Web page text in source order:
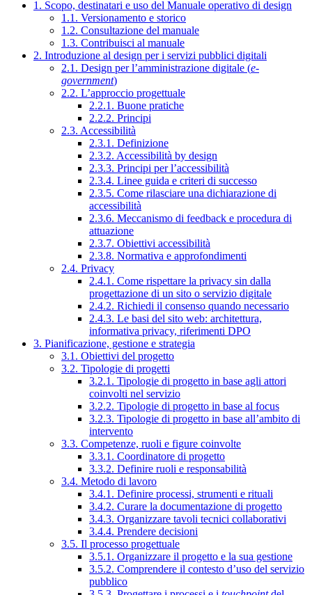
1. Scopo, destinatari e uso del Manuale operativo di design
1.1. Versionamento e storico
1.2. Consultazione del manuale
1.3. Contribuisci al manuale
2. Introduzione al design per i servizi pubblici digitali
2.1. Design per l’amministrazione digitale (e-
government)
2.2. L’approccio progettuale
2.2.1. Buone pratiche
2.2.2. Principi
2.3. Accessibilità
2.3.1. Definizione
2.3.2. Accessibilità by design
2.3.3. Principi per l’accessibilità
2.3.4. Linee guida e criteri di successo
2.3.5. Come rilasciare una dichiarazione di
accessibilità
2.3.6. Meccanismo di feedback e procedura di
attuazione
2.3.7. Obiettivi accessibilità
2.3.8. Normativa e approfondimenti
2.4. Privacy
2.4.1. Come rispettare la privacy sin dalla
progettazione di un sito o servizio digitale
2.4.2. Richiedi il consenso quando necessario
2.4.3. Le basi del sito web: architettura,
informativa privacy, riferimenti DPO
3. Pianificazione, gestione e strategia
3.1. Obiettivi del progetto
3.2. Tipologie di progetti
3.2.1. Tipologie di progetto in base agli attori
coinvolti nel servizio
3.2.2. Tipologie di progetto in base al focus
3.2.3. Tipologie di progetto in base all’ambito di
intervento
3.3. Competenze, ruoli e figure coinvolte
3.3.1. Coordinatore di progetto
3.3.2. Definire ruoli e responsabilità
3.4. Metodo di lavoro
3.4.1. Definire processi, strumenti e rituali
3.4.2. Curare la documentazione di progetto
3.4.3. Organizzare tavoli tecnici collaborativi
3.4.4. Prendere decisioni
3.5. Il processo progettuale
3.5.1. Organizzare il progetto e la sua gestione
3.5.2. Comprendere il contesto d’uso del servizio
pubblico